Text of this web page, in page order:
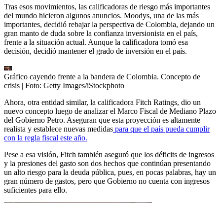
Tras esos movimientos, las calificadoras de riesgo más importantes
del mundo hicieron algunos anuncios. Moodys, una de las más
importantes, decidió rebajar la perspectiva de Colombia, dejando un
gran manto de duda sobre la confianza inversionista en el país,
frente a la situación actual. Aunque la calificadora tomó esa
decisión, decidió mantener el grado de inversión en el país.
Gráfico cayendo frente a la bandera de Colombia. Concepto de
crisis | Foto: Getty Images/iStockphoto
Ahora, otra entidad similar, la calificadora Fitch Ratings, dio un
nuevo concepto luego de analizar el Marco Fiscal de Mediano Plazo
del Gobierno Petro. Aseguran que esta proyección es altamente
realista y establece nuevas medidas para que el país pueda cumplir
con la regla fiscal este año.
Pese a esa visión, Fitch también aseguró que los déficits de ingresos
y la presiones del gasto son dos hechos que continúan presentando
un alto riesgo para la deuda pública, pues, en pocas palabras, hay un
gran número de gastos, pero que Gobierno no cuenta con ingresos
suficientes para ello.